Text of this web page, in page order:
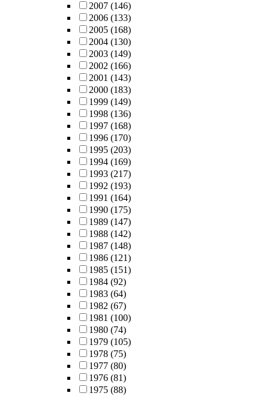
2007 (146)
2006 (133)
2005 (168)
2004 (130)
2003 (149)
2002 (166)
2001 (143)
2000 (183)
1999 (149)
1998 (136)
1997 (168)
1996 (170)
1995 (203)
1994 (169)
1993 (217)
1992 (193)
1991 (164)
1990 (175)
1989 (147)
1988 (142)
1987 (148)
1986 (121)
1985 (151)
1984 (92)
1983 (64)
1982 (67)
1981 (100)
1980 (74)
1979 (105)
1978 (75)
1977 (80)
1976 (81)
1975 (88)